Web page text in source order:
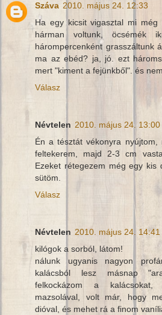
Száva 2010. május 24. 12:33
Ha egy kicsit vigasztal mi még
hárman voltunk, öcsémék
hárompercenként grasszáltunk
ma az ebéd? ja, jó. ezt
mert "kiment a fejünkből". és
Válasz
Névtelen 2010. május 24. 13:00
Én a tésztát vékonyra nyújtom,
feltekerem, majd 2-3 cm
Ezeket rétegezem még egy kis
sütöm.
Válasz
Névtelen 2010. május 24. 14:41
kilógok a sorból, látom!
nálunk ugyanis nagyon
kalácsból lesz másnap
felkockázom a kalácsokat,
mazsolával, volt már, hogy
dióval, és mehet rá a finom